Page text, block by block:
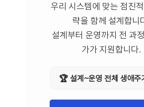
우리 시스템에 맞는 점진
략을 함께 설계합니
설계부터 운영까지 전 과
가가 지원합니다.
🏆 설계~운영 전체 생애주